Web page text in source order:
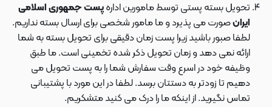
تحویل بسته پستی توسط مامورین ادارهپست جمهوری اسلامی
ایرانصورت می پذیرد و ما مامور شخصی برای ارسال بسته نداریم.
لطفا صبور باشید زیرا پست زمان دقیقی برای تحویل بسته به شما
ارائه نمی دهد و زمان تحویل ذکر شده تخمینی است. ما طبق
وظیفه خود در اسرع وقت سفارش شما را به پست تحویل می
دهیم تا زودتر به دستتان برسد. لطفا در این مورد با پشتیبانی
تماس نگیرید. از اینکه ما را درک می کنید متشکریم.